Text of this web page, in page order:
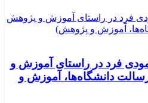
فرد در راستای آموزش و
دانشگاه‌ها، آموزش و